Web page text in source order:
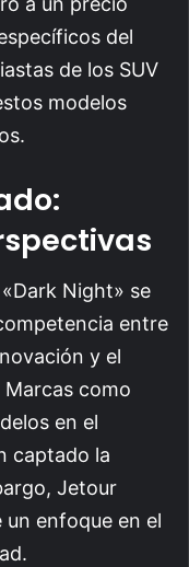
del
de los SUV
modelos
Night» se
entre
y el
Marcas como
en el
captado la
Jetour
enfoque en el